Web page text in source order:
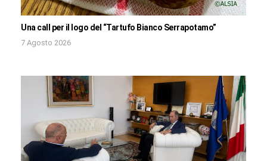
Una call per il logo del “Tartufo Bianco Serrapotamo”
7 Agosto 2026